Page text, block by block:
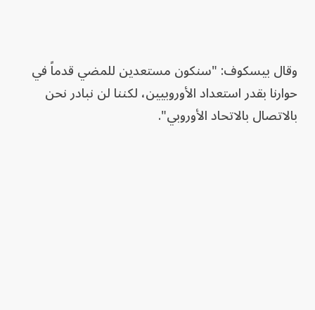
وقال بيسكوف: "سنكون مستعدين للمضي قدماً في
حوارنا بقدر استعداد الأوروبيين، لكننا لن نبادر نحن
بالاتصال بالاتحاد الأوروبي".